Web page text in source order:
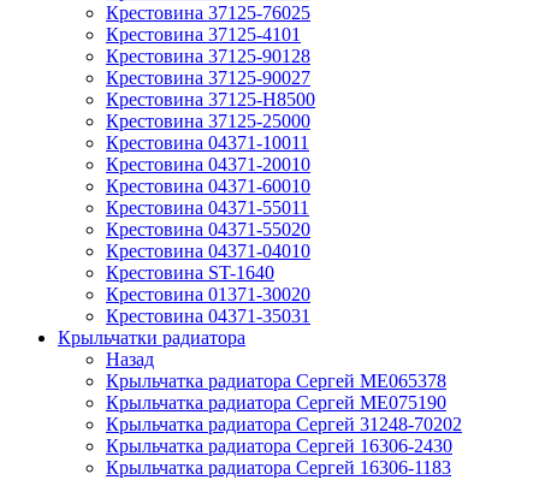
Крестовина 37125-76025
Крестовина 37125-4101
Крестовина 37125-90128
Крестовина 37125-90027
Крестовина 37125-H8500
Крестовина 37125-25000
Крестовина 04371-10011
Крестовина 04371-20010
Крестовина 04371-60010
Крестовина 04371-55011
Крестовина 04371-55020
Крестовина 04371-04010
Крестовина ST-1640
Крестовина 01371-30020
Крестовина 04371-35031
Крыльчатки радиатора
Назад
Крыльчатка радиатора Сергей ME065378
Крыльчатка радиатора Сергей ME075190
Крыльчатка радиатора Сергей 31248-70202
Крыльчатка радиатора Сергей 16306-2430
Крыльчатка радиатора Сергей 16306-1183